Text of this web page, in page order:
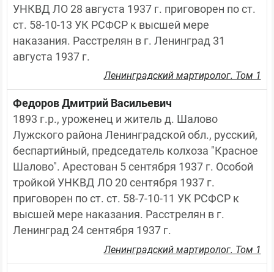
УНКВД ЛО 28 августа 1937 г. приговорен по ст.
ст. 58-10-13 УК РСФСР к высшей мере
наказания. Расстрелян в г. Ленинград 31
августа 1937 г.
Ленинградский мартиролог. Том 1
Федоров Дмитрий Васильевич
1893 г.р., уроженец и житель д. Шалово
Лужского района Ленинградской обл., русский,
беспартийный, председатель колхоза "Красное
Шалово". Арестован 5 сентября 1937 г. Особой
тройкой УНКВД ЛО 20 сентября 1937 г.
приговорен по ст. ст. 58-7-10-11 УК РСФСР к
высшей мере наказания. Расстрелян в г.
Ленинград 24 сентября 1937 г.
Ленинградский мартиролог. Том 1